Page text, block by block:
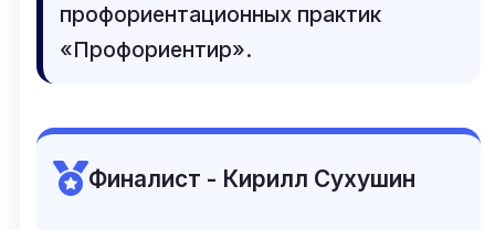
профориентационных практик
«Профориентир».
Финалист - Кирилл Сухушин